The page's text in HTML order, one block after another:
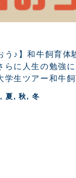
う♪】和牛飼育体
らに人生の勉強
学生ツアー和牛飼
夏 秋 冬